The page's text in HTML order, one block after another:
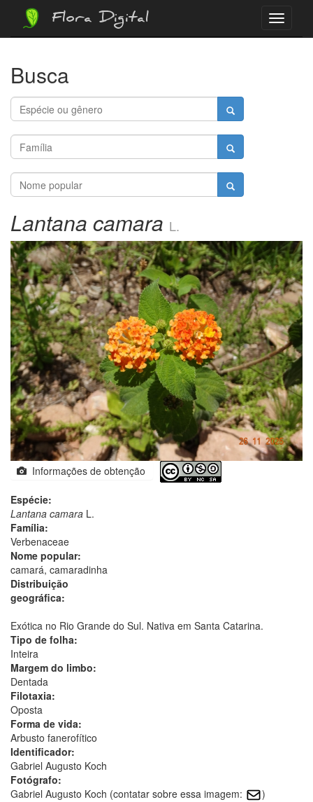
Menu
Flora Digital
Busca
Lantana camara L.
Informações de obtenção
Espécie:
Lantana camara L.
Família:
Verbenaceae
Nome popular:
camará, camaradinha
Distribuição
geográfica:
Exótica no Rio Grande do Sul. Nativa em Santa Catarina.
Tipo de folha:
Inteira
Margem do limbo:
Dentada
Filotaxia:
Oposta
Forma de vida:
Arbusto fanerofítico
Identificador:
Gabriel Augusto Koch
Fotógrafo:
Gabriel Augusto Koch (contatar sobre essa imagem:
)